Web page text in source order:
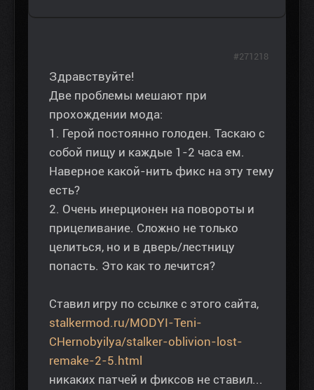
Здравствуйте!
Две проблемы мешают при
прохождении мода:
1. Герой постоянно голоден. Таскаю с
собой пищу и каждые 1-2 часа ем.
Наверное какой-нить фикс на эту тему
есть?
2. Очень инерционен на повороты и
прицеливание. Сложно не только
целиться, но и в дверь/лестницу
попасть. Это как то лечится?
Ставил игру по ссылке с этого сайта,
stalkermod.ru/MODYI-Teni-
CHernobyilya/stalker-oblivion-lost-
remake-2-5.html
никаких патчей и фиксов не ставил...
#271218